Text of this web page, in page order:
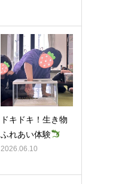
ドキドキ！生き物
ふれあい体験
2026.06.10